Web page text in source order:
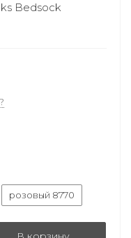
Bedsock
розовый 8770